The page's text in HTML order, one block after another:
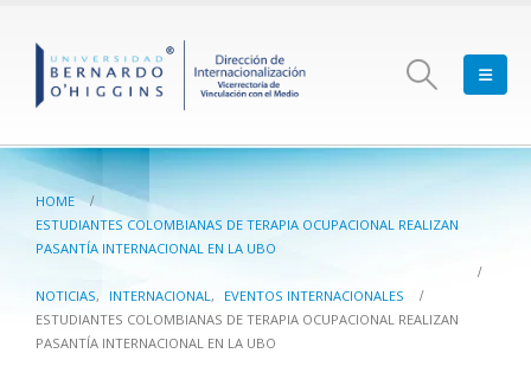
HOME
ESTUDIANTES COLOMBIANAS DE TERAPIA OCUPACIONAL REALIZAN
PASANTÍA INTERNACIONAL EN LA UBO
NOTICIAS, INTERNACIONAL,
EVENTOS INTERNACIONALES
ESTUDIANTES COLOMBIANAS DE TERAPIA OCUPACIONAL REALIZAN
PASANTÍA INTERNACIONAL EN LA UBO